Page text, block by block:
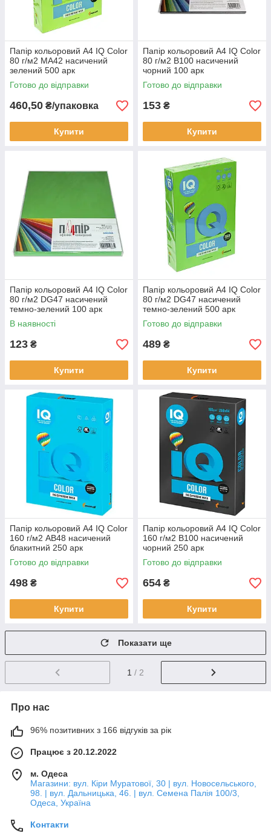
Папір кольоровий А4 IQ Color
80 г/м2 MA42 насичений
зелений 500 арк
Готово до відправки
460,50 ₴/упаковка
Купити
Папір кольоровий А4 IQ Color
80 г/м2 B100 насичений
чорний 100 арк
Готово до відправки
153 ₴
Купити
Папір кольоровий А4 IQ Color
80 г/м2 DG47 насичений
темно-зелений 100 арк
В наявності
123 ₴
Купити
Папір кольоровий А4 IQ Color
80 г/м2 DG47 насичений
темно-зелений 500 арк
Готово до відправки
489 ₴
Купити
Папір кольоровий А4 IQ Color
160 г/м2 AB48 насичений
блакитний 250 арк
Готово до відправки
498 ₴
Купити
Папір кольоровий А4 IQ Color
160 г/м2 B100 насичений
чорний 250 арк
Готово до відправки
654 ₴
Купити
Показати ще
1 / 2
Про нас
96% позитивних з 166 відгуків за рік
Працює з 20.12.2022
м. Одеса
Магазини: вул. Кіри Муратової, 30 | вул. Новосельського,
98. | вул. Дальницька, 46. | вул. Семена Палія 100/3,
Одеса, Україна
Контакти